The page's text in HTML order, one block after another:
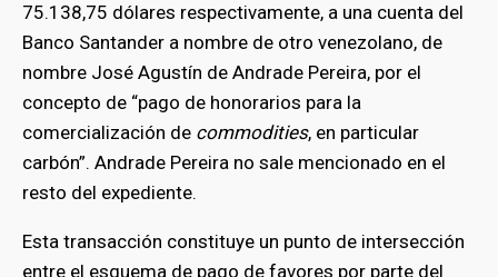
75.138,75 dólares respectivamente, a una cuenta del
Banco Santander a nombre de otro venezolano, de
nombre José Agustín de Andrade Pereira, por el
concepto de “pago de honorarios para la
comercialización de commodities, en particular
carbón”. Andrade Pereira no sale mencionado en el
resto del expediente.
Esta transacción constituye un punto de intersección
entre el esquema de pago de favores por parte del